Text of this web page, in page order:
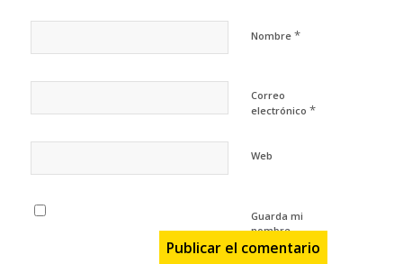
Nombre *
Correo
electrónico *
Web
Guarda mi
nombre,
correo